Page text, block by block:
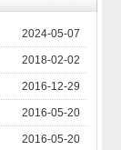
2024-05-07
2018-02-02
2016-12-29
2016-05-20
2016-05-20